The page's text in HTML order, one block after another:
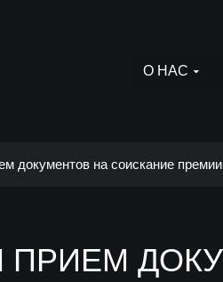
О НАС
документов на соискание
ПРИЕМ